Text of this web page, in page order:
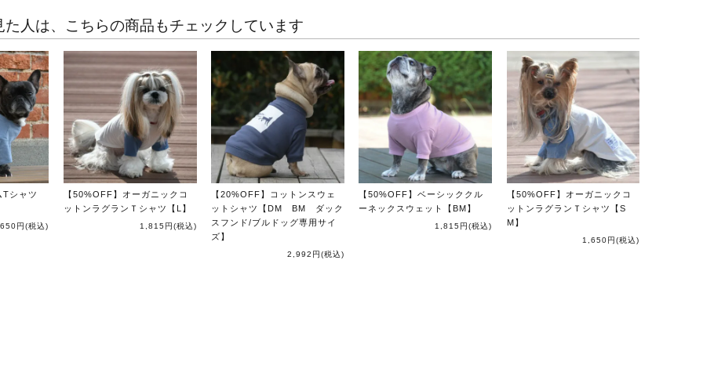
た人は、こちらの商品もチェックしています
シャツ
円(税込)
【50%OFF】オーガニックコ
ットンラグランＴシャツ【L】
1,815円 (税込)
【20%OFF】コットンスウェ
ットシャツ【DM BM ダック
スフンド/ブルドッグ専用サイ
ズ】
2,992円 (税込)
【50%OFF】ベーシッククル
ーネックスウェット【BM】
1,815円(税込)
【50%OFF】オーガニックコ
ットンラグランＴシャツ【S
M】
1,650円(税込)